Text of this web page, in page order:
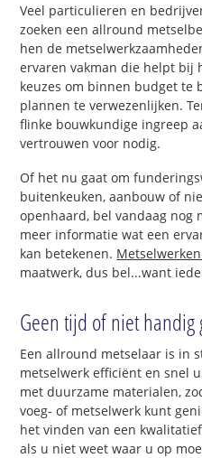
Veel particulieren en
zoeken een allround
hen de
ervaren vakman die helpt bij
keuzes om binnen budget te
plannen te verwezenlijken.
flinke bouwkundige ingreep
vertrouwen voor nodig.
Of het nu gaat om
buitenkeuken, aanbouw of
openhaard, bel vandaag nog
meer informatie wat een
kan betekenen.
maatwerk, dus bel...want
Geen tijd of niet handig
Een allround metselaar is in
metselwerk efficiënt en snel
met duurzame materialen,
voeg- of metselwerk kunt
het vinden van een
als u niet weet waar u op